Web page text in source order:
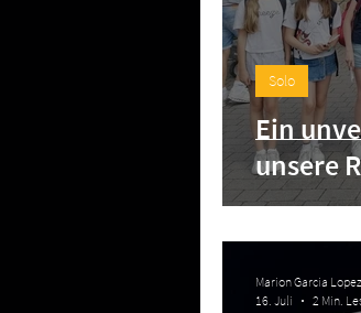
Ein
unsere
Solo
Marion Garcia Lopez
16. Juli
2 Min.